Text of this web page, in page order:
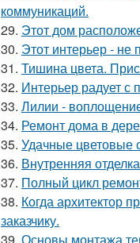
коммуникаций.
29. Этот дом
30. Этот интерьер - не
31. Тишина цвета.
32. Интерьер радует с
33. Лилии -
34. Ремонт дома в
35. Удачные цветовые
36. Внутренняя
37. Полный цикл
38. Когда архитектор
заказчику.